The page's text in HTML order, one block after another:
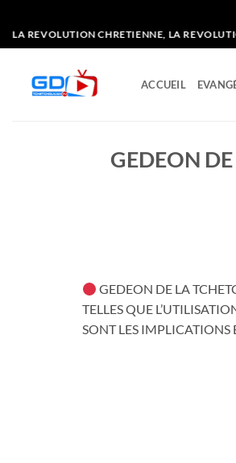
Passer
au
contenu
CHRETIENNE, LA REVOLUTION
ACCUEIL
GEDEON
GEDEON DE LA
TELLES QUE
SONT LES IMPLICATIONS